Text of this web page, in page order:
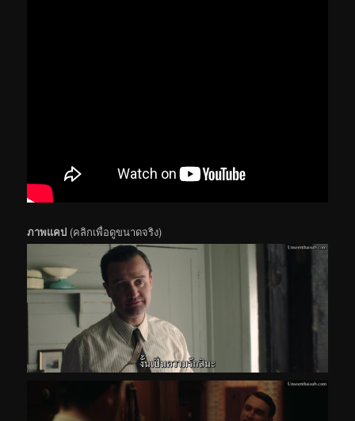
ภาพแคป (คลิกเพื่อดูขนาดจริง)